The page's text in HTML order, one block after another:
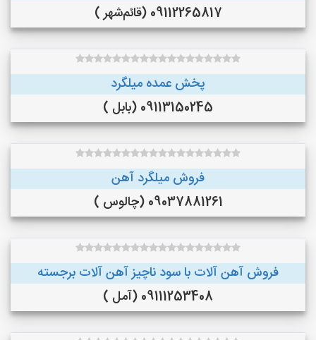
09112265817 (قائم‌شهر )
پخش عمده میلگرد
09113150245 (بابل )
فروش میلگرد آهن
09037881261 (چالوس )
فروش آهن آلات با سود ناچیز آهن آلات برجسته
09111253408 (آمل )